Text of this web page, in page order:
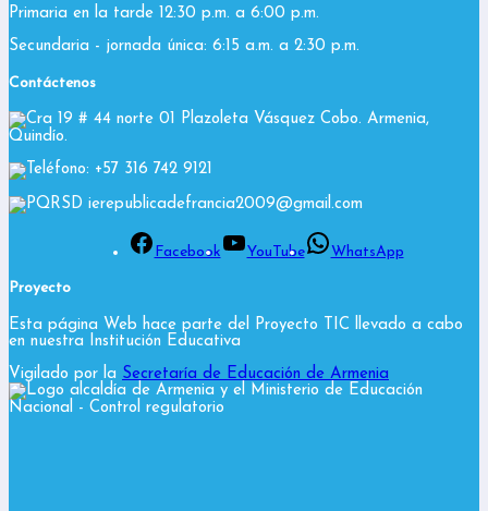
Primaria en la tarde 12:30 p.m. a 6:00 p.m.
Secundaria - jornada única: 6:15 a.m. a 2:30 p.m.
Contáctenos
Cra 19 # 44 norte 01 Plazoleta Vásquez Cobo. Armenia,
Quindío.
Teléfono: +57 316 742 9121
PQRSD ierepublicadefrancia2009@gmail.com
Facebook YouTube WhatsApp
Proyecto
Esta página Web hace parte del Proyecto TIC llevado a cabo
en nuestra Institución Educativa
Vigilado por la Secretaría de Educación de Armenia
y el Ministerio de Educación
Nacional - Control regulatorio